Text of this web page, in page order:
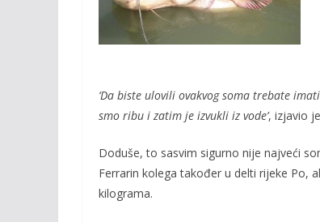
k k
‘Da biste ulovili ovakvog soma trebate
smo ribu i zatim je izvukli iz vode’, izjavio
Doduše, to sasvim sigurno nije najveći
Ferrarin kolega također u delti rijeke Po,
kilograma.